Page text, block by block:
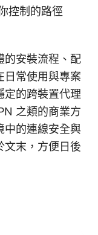
控制的路徑
的安裝流程、配
日常使用與專案
定的跨裝置代理
之類的商業方
中的連線安全與
文末，方便日後